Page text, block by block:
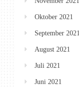
Oktober 2021
September 2021
August 2021
Juli 2021
Juni 2021